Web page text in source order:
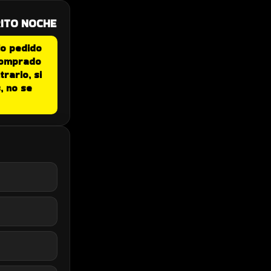
NOCHE
pedido
si
no se